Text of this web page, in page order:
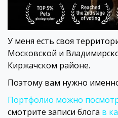
У меня есть своя
Московской и
Киржачском районе.
Поэтому вам нужно
Портфолио можно
смотрите записи блога в